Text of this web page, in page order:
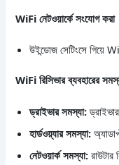
WiFi নেটওয়ার্কে সংযোগ করা
উইন্ডোজ সেটিংসে গিয়ে
WiFi রিসিভার ব্যবহারের
ড্রাইভার সমস্যা:
হার্ডওয়্যার সমস্যা:
নেটওয়ার্ক সমস্যা: রাউটার